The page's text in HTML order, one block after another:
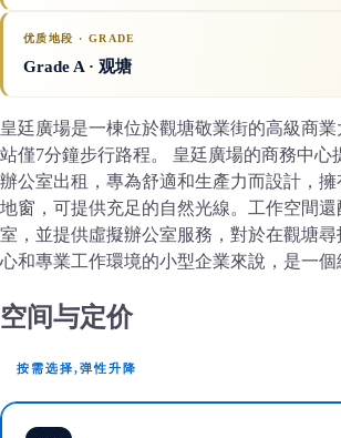
优质地段 · GRADE
Grade A· 观塘
皇廷廣場是一棟位於觀塘敬業街的高級商
站僅7分鐘步行路程。 皇廷廣場的商務中心
辦公室出租，專為舒適和生產力而設計，
地窗，可提供充足的自然光線。工作空間
室，並提供虛擬辦公室服務，對於在觀塘
心和專業工作環境的小型企業來說，是一個
空间与定价
按需选择,弹性升降